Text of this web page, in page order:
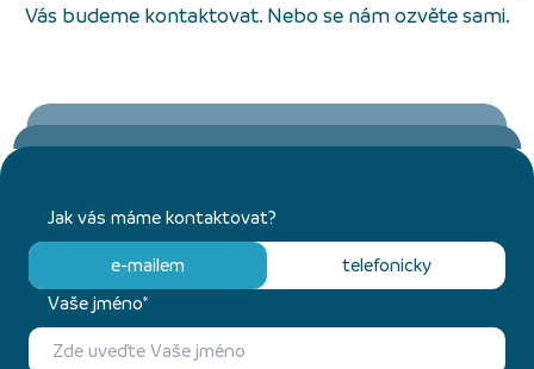
Vás budeme kontaktovat. Nebo se nám ozvěte sami.
Jak vás máme kontaktovat?
e-mailem
telefonicky
Vaše jméno*